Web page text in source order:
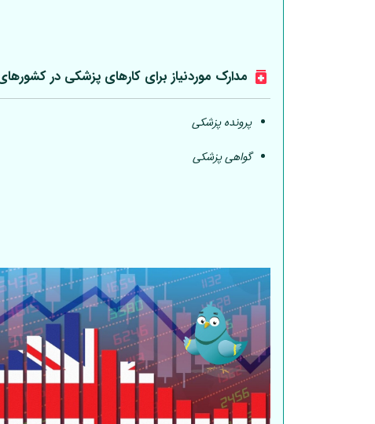
مدارک موردنیاز برای کارهای پزشکی در
پرونده پزشکی
گواهی پزشکی